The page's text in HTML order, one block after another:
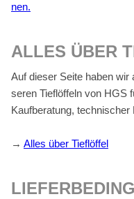
nen.
AL­LES ÜBER
Auf die­ser Sei­te ha­ben
se­ren Tief­löf­feln von HGS
Kauf­be­ra­tung, tech­ni­scher
→ Al­les über Tief­löf­fel